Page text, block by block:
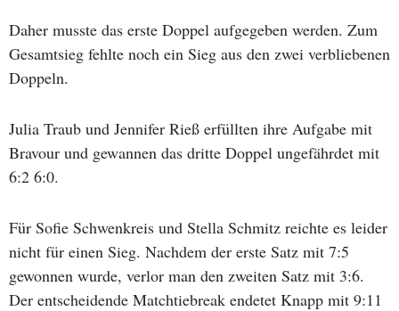
Daher musste das erste Doppel aufgegeben werden. Zum
Gesamtsieg fehlte noch ein Sieg aus den zwei verbliebenen
Doppeln.
Julia Traub und Jennifer Rieß erfüllten ihre Aufgabe mit
Bravour und gewannen das dritte Doppel ungefährdet mit
6:2 6:0.
Für Sofie Schwenkreis und Stella Schmitz reichte es leider
nicht für einen Sieg. Nachdem der erste Satz mit 7:5
gewonnen wurde, verlor man den zweiten Satz mit 3:6.
Der entscheidende Matchtiebreak endetet Knapp mit 9:11